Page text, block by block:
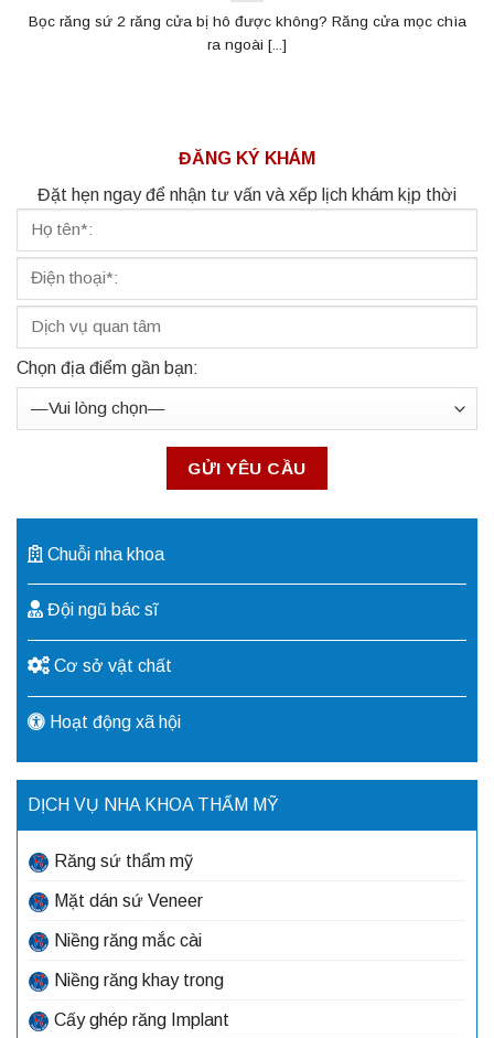
Bọc răng sứ 2 răng cửa bị hô được không? Răng cửa mọc chìa
ra ngoài [...]
ĐĂNG KÝ KHÁM
Đặt hẹn ngay để nhận tư vấn và xếp lịch khám kịp thời
Chọn địa điểm gần bạn:
Chuỗi nha khoa
Đội ngũ bác sĩ
Cơ sở vật chất
Hoạt động xã hội
DỊCH VỤ NHA KHOA THẨM MỸ
Răng sứ thẩm mỹ
Mặt dán sứ Veneer
Niềng răng mắc cài
Niềng răng khay trong
Cấy ghép răng Implant